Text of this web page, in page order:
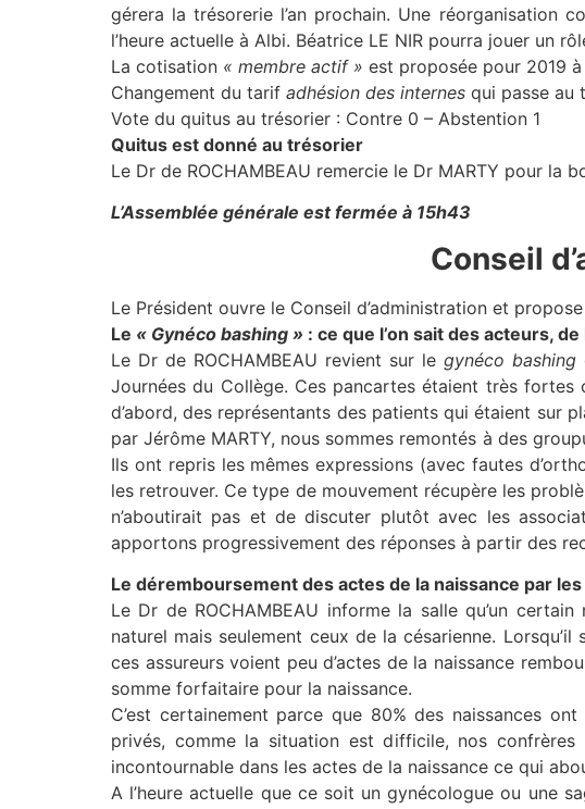
gérera la trésorerie l’an prochain. Une réorganisation
l’heure actuelle à Albi. Béatrice LE NIR pourra jouer un
La cotisation « membre actif » est proposée pour 2019 à
Changement du tarif adhésion des internes qui passe au
Vote du quitus au trésorier : Contre 0 – Abstention 1
Quitus est donné au trésorier
Le Dr de ROCHAMBEAU remercie le Dr MARTY pour la
L’Assemblée générale est fermée à 15h43
Conseil
Le Président ouvre le Conseil d’administration et
Le « Gynéco bashing » : ce que l’on sait des acteurs,
Le Dr de ROCHAMBEAU revient sur le gynéco bashing
Journées du Collège. Ces pancartes étaient très
d’abord, des représentants des patients qui étaient sur
par Jérôme MARTY, nous sommes remontés à des
Ils ont repris les mêmes expressions (avec fautes
les retrouver. Ce type de mouvement récupère les
n’aboutirait pas et de discuter plutôt avec les
apportons progressivement des réponses à partir des
Le déremboursement des actes de la naissance par
Le Dr de ROCHAMBEAU informe la salle qu’un
naturel mais seulement ceux de la césarienne.
ces assureurs voient peu d’actes de la naissance
somme forfaitaire pour la naissance.
C’est certainement parce que 80% des naissances
privés, comme la situation est difficile, nos
incontournable dans les actes de la naissance ce qui
A l’heure actuelle que ce soit un gynécologue ou une